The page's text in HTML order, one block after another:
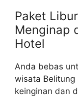
Paket
Menginap
Hotel
Anda bebas
wisata Belitung
keinginan dan